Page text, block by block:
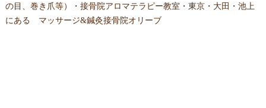
の目、巻き爪等）・接骨院アロマテラピー教室・東京・大田・池上
にある マッサージ&鍼灸接骨院オリーブ